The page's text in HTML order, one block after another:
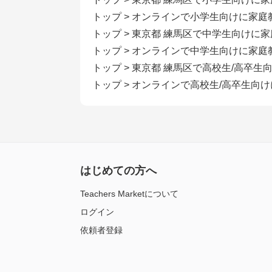
トップ> オンラインで小学生向けに家庭
トップ> 東京都 練馬区で中学生向けに
トップ> オンラインで中学生向けに家庭
トップ> 東京都 練馬区で高校生/高卒生
トップ> オンラインで高校生/高卒生向
はじめての方へ
Teachers Marketについて
ログイン
依頼者登録